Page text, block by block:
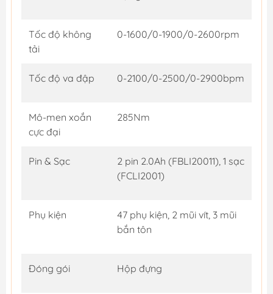
Tốc độ không
tải
0-1600/0-1900/0-2600rpm
Tốc độ va đập 0-2100/0-2500/0-2900bpm
Mô-men xoắn
cực đại
285Nm
Pin & Sạc
2 pin 2.0Ah (FBLI20011), 1 sạc
(FCLI2001)
Phụ kiện
47 phụ kiện, 2 mũi vít, 3 mũi
bắn tôn
Đóng gói Hộp đựng